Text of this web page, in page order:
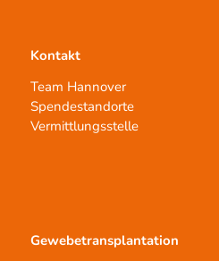
Kontakt
Team Hannover
Spendestandorte
Vermittlungsstelle
Gewebetransplantation